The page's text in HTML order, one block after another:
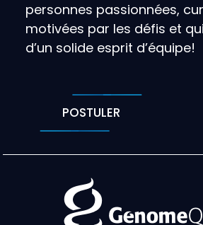
personnes passionnées,
motivées par les défis et
d’un solide esprit d’équipe!
POSTULER